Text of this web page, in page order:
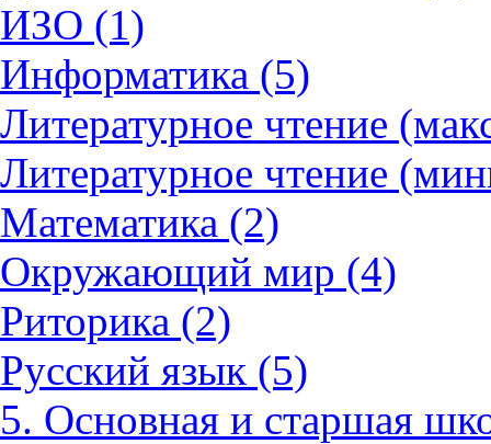
ИЗО (1)
Информатика (5)
Литературное чтение
Литературное чтение
Математика (2)
Окружающий мир (4)
Риторика (2)
Русский язык (5)
5. Основная и старшая